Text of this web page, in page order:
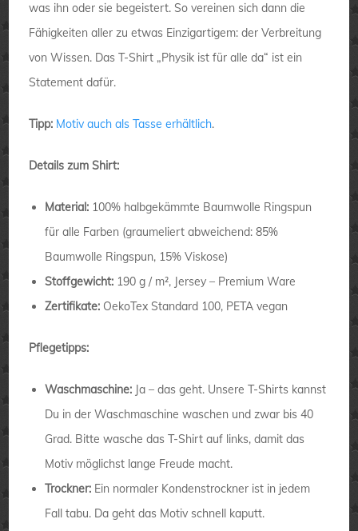
was ihn oder sie begeistert. So vereinen sich dann die
Fähigkeiten aller zu etwas Einzigartigem: der Verbreitung
von Wissen. Das T-Shirt „Physik ist für alle da“ ist ein
Statement dafür.
Tipp: Motiv auch als Tasse erhältlich.
Details zum Shirt:
Material: 100% halbgekämmte Baumwolle Ringspun
für alle Farben (graumeliert abweichend: 85%
Baumwolle Ringspun, 15% Viskose)
Stoffgewicht: 190 g / m², Jersey – Premium Ware
Zertifikate: OekoTex Standard 100, PETA vegan
Pflegetipps:
Waschmaschine: Ja – das geht. Unsere T-Shirts kannst
Du in der Waschmaschine waschen und zwar bis 40
Grad. Bitte wasche das T-Shirt auf links, damit das
Motiv möglichst lange Freude macht.
Trockner: Ein normaler Kondenstrockner ist in jedem
Fall tabu. Da geht das Motiv schnell kaputt.